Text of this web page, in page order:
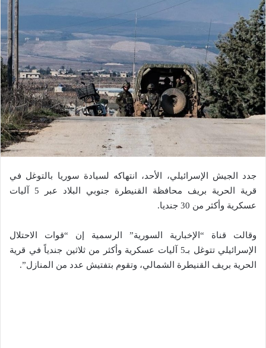
جدد الجيش الإسرائيلي، الأحد، انتهاكه لسيادة سوريا بالتوغل في
قرية الحرية بريف محافظة القنيطرة جنوبي البلاد عبر 5 آليات
عسكرية وأكثر من 30 جنديا.
وقالت قناة “الإخبارية السورية” الرسمية إن “قوات الاحتلال
الإسرائيلي تتوغل بـ5 آليات عسكرية وأكثر من ثلاثين جندياً في قرية
الحرية بريف القنيطرة الشمالي، وتقوم بتفتيش عدد من المنازل”.